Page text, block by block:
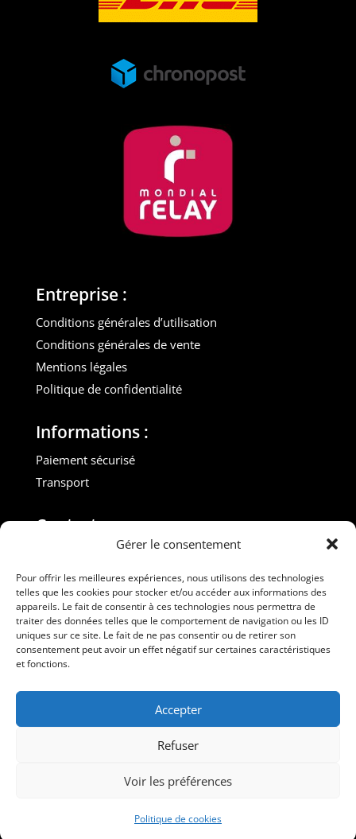
Gérer le consentement
Pour offrir les meilleures expériences, nous utilisons des technologies
telles que les cookies pour stocker et/ou accéder aux informations des
appareils. Le fait de consentir à ces technologies nous permettra de
traiter des données telles que le comportement de navigation ou les ID
uniques sur ce site. Le fait de ne pas consentir ou de retirer son
consentement peut avoir un effet négatif sur certaines caractéristiques
et fonctions.
Accepter
Refuser
Voir les préférences
Politique de cookies
Entreprise :
Conditions générales d’utilisation
Conditions générales de vente
Mentions légales
Politique de confidentialité
Informations :
Paiement sécurisé
Transport
Contact :
M. Gilles ROUVEYROL
Tél. : +33(0)6 07 72 40 47
dansdebeauxdraps@gmail.com
Professionnels
Suivez-nous